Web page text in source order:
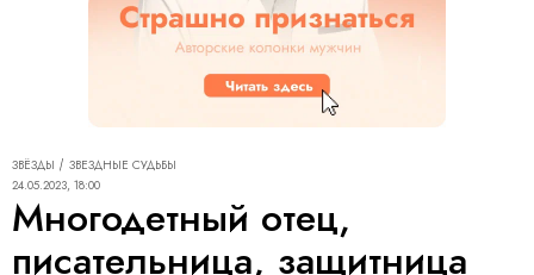
ЗВЁЗДЫ
ЗВЕЗДНЫЕ СУДЬБЫ
24.05.2023, 18:00
Многодетный отец,
писательница, защитница